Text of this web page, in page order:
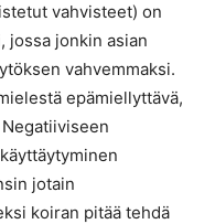
vahvisteet) on
jossa jonkin asian
vahvemmaksi.
epämiellyttävä,
jotain
koiran pitää tehdä